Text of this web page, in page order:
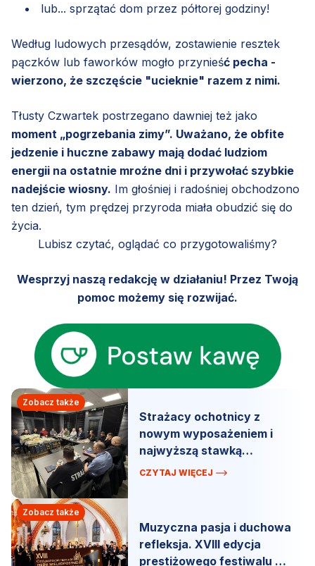
lub... sprzątać dom przez półtorej godziny!
Według ludowych przesądów, zostawienie resztek
pączków lub faworków mogło przynieść pecha -
wierzono, że szczęście "ucieknie" razem z nimi.
Tłusty Czwartek postrzegano dawniej też jako
moment „pogrzebania zimy”. Uważano, że obfite
jedzenie i huczne zabawy mają dodać ludziom
energii na ostatnie mroźne dni i przywołać szybkie
nadejście wiosny. Im głośniej i radośniej obchodzono
ten dzień, tym prędzej przyroda miała obudzić się do
życia.
Lubisz czytać, oglądać co przygotowaliśmy?
Wesprzyj naszą redakcję w działaniu! Przez Twoją
pomoc możemy się rozwijać.
Zobacz także
Strażacy ochotnicy z
nowym wyposażeniem i
najwyższą stawką
ekwiwalentu w regionie.
CZYTAJ WIĘCEJ
Zobacz także
Muzyczna pasja i duchowa
refleksja. XVIII edycja
prestiżowego festiwalu w